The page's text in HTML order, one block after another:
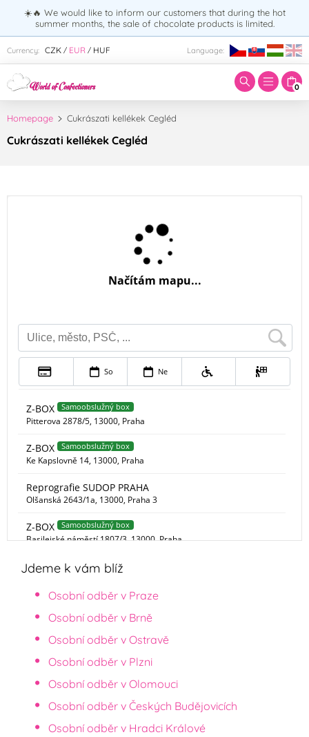
☀️🔥 We would like to inform our customers that during the hot
summer months, the sale of chocolate products is limited.
Currency: CZK / EUR / HUF Language:
0
Enter search term:
Homepage Cukrászati kellékek Cegléd
Cukrászati kellékek Cegléd
Jdeme k vám blíž
Osobní odběr v Praze
Osobní odběr v Brně
Osobní odběr v Ostravě
Osobní odběr v Plzni
Osobní odběr v Olomouci
Osobní odběr v Českých Budějovicích
Osobní odběr v Hradci Králové